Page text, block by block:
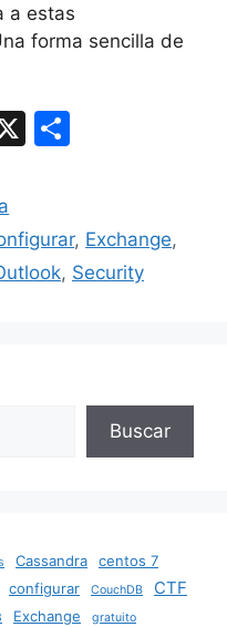
a estas
forma sencilla de
X
p
ar
, Exchange,
, Security
Buscar
Cassandra centos 7
configurar CouchDB CTF
Exchange gratuito